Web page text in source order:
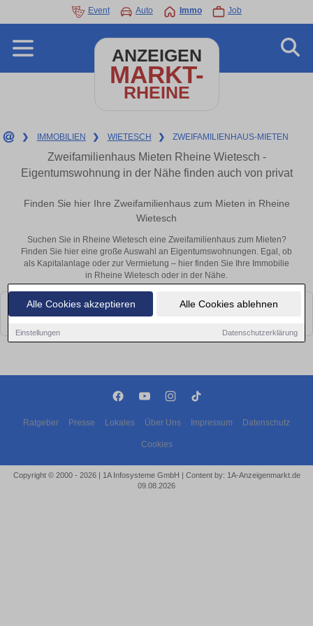
Alle Cookies akzeptieren Alle Cookies ablehnen
Einstellungen Datenschutzerklärung
Event Auto Immo Job
ANZEIGEN
MARKT-
RHEINE
❯ IMMOBILIEN ❯ WIETESCH ❯ ZWEIFAMILIENHAUS-MIETEN
Zweifamilienhaus Mieten Rheine Wietesch -
Eigentumswohnung in der Nähe finden auch von privat
Finden Sie hier Ihre Zweifamilienhaus zum Mieten in Rheine
Wietesch
Suchen Sie in Rheine Wietesch eine Zweifamilienhaus zum Mieten?
Finden Sie hier eine große Auswahl an Eigentumswohnungen. Egal, ob
als Kapitalanlage oder zur Vermietung – hier finden Sie Ihre Immobilie
in Rheine Wietesch oder in der Nähe.
Leider konnten wir derzeit keine passenden Objekte finden. Schauen Sie
bald wieder vorbei!
Ratgeber Presse Lokales Über Uns Impressum Datenschutz
Cookies
Copyright © 2000 - 2026 | 1A Infosysteme GmbH | Content by: 1A-Anzeigenmarkt.de
09.08.2026